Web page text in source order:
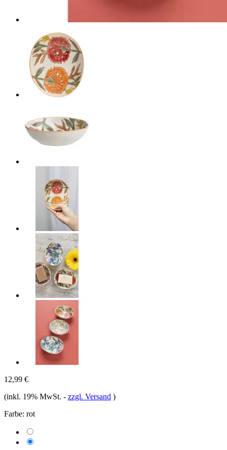
12,99 €
(inkl. 19% MwSt. - zzgl. Versand )
Farbe: rot